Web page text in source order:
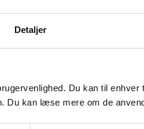
Detaljer
Du kan til
Du kan læse mere om de